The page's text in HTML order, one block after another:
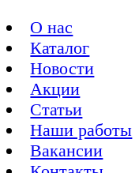
О нас
Каталог
Новости
Акции
Статьи
Наши работы
Вакансии